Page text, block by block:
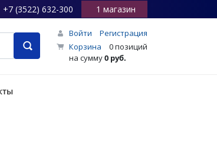
(3522) 632-300 1 магазин
Войти
Регистрация
Корзина
0 позиций
на сумму0 руб.